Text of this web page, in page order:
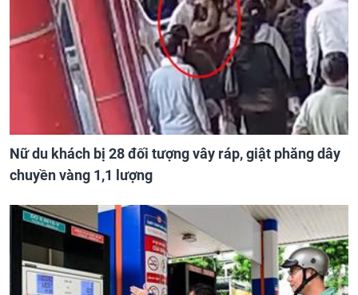
Nữ du khách bị 28 đối tượng vây ráp, giật phăng dây
chuyền vàng 1,1 lượng